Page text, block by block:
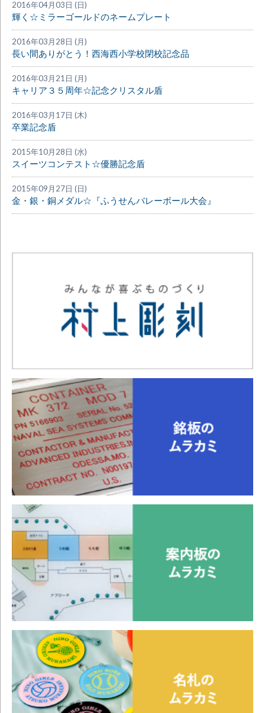
2016年04月03日 (日)
輝く☆ミラーゴールドのネームプレート
2016年03月28日 (月)
長い間ありがとう！西海西小学校閉校記念品
2016年03月21日 (月)
キャリア３５周年☆記念クリスタル盾
2016年03月17日 (木)
卒業記念盾
2015年10月28日 (水)
スイーツコンテスト☆優勝記念盾
2015年09月27日 (日)
金・銀・銅メダル☆『ふうせんバレーボール大会』